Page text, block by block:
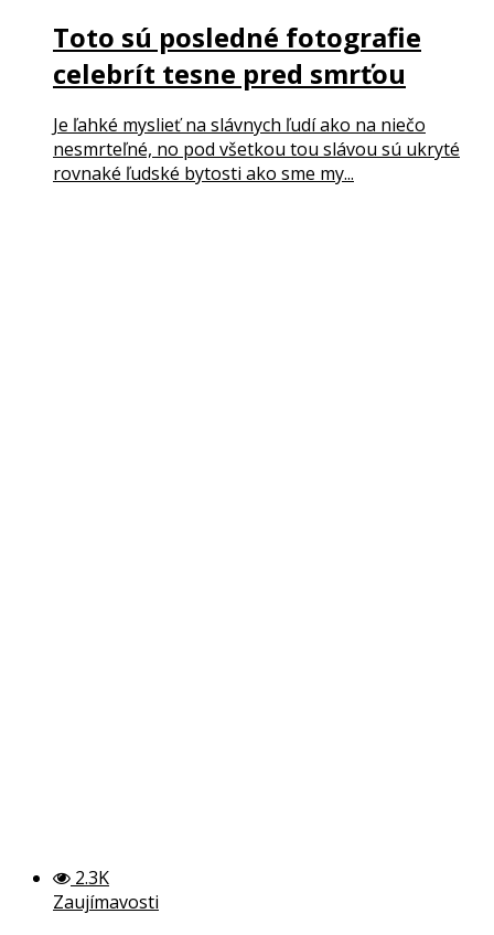
Toto sú posledné fotografie
celebrít tesne pred smrťou
Je ľahké myslieť na slávnych ľudí ako na niečo
nesmrteľné, no pod všetkou tou slávou sú ukryté
rovnaké ľudské bytosti ako sme my...
2.3K
Zaujímavosti